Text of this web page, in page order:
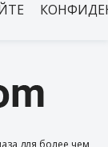
для более чем